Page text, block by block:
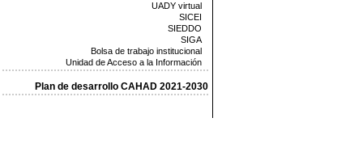
UADY virtual
SICEI
SIEDDO
SIGA
Bolsa de trabajo institucional
Unidad de Acceso a la Información
Plan de desarrollo CAHAD 2021-2030